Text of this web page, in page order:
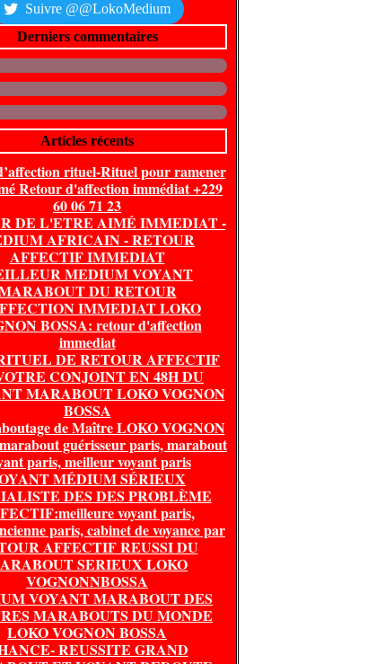
Suivre @@LokoMedium
Derniers commentaires
Articles récents
rituel-Rituel pour ramener
Retour d'affection immédiat +229
60 06 71 23
DE L'ETRE AIMÉ IMMEDIAT -
AFRICAIN - RETOUR
AFFECTIF IMMEDIAT
MEDIUM VOYANT
DU RETOUR
IMMEDIAT LOKO
BOSSA: retour d'affection
immediat
DE RETOUR AFFECTIF
CONJOINT EN 48H DU
MARABOUT LOKO VOGNON
BOSSA
de Maître LOKO VOGNON
guérisseur paris, marabout
paris, meilleur voyant paris
MÉDIUM SÉRIEUX
DES DES PROBLÈME
voyant paris,
paris, cabinet de voyance par
AFFECTIF REUSSI DU
SERIEUX LOKO
VOGNONNBOSSA
VOYANT MARABOUT DES
MARABOUTS DU MONDE
LOKO VOGNON BOSSA
REUSSITE GRAND